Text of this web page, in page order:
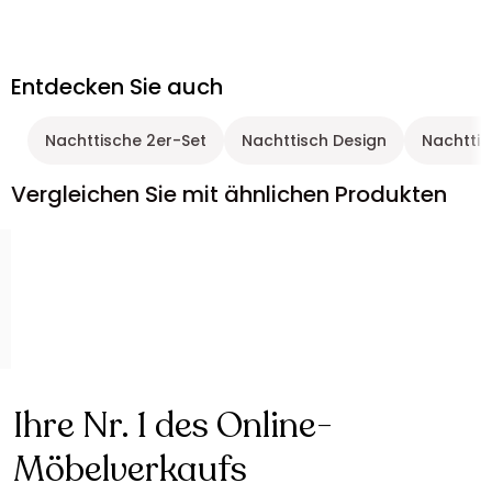
Entdecken Sie auch
Nachttische 2er-Set Nachttisch Design
Vergleichen Sie mit ähnlichen Produkten
Ihre Nr. 1 des Online-
Möbelverkaufs